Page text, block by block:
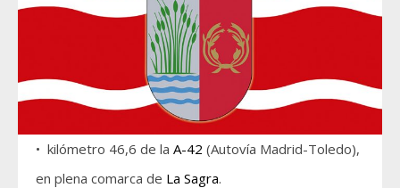
• kilómetro 46,6 de la A-42 (Autovía Madrid-Toledo),
en plena comarca de La Sagra.